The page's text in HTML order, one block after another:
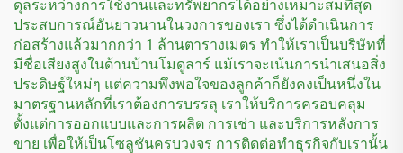
ดุลระหว่างการใช้งานและทรัพยากรได้อย่างเหมาะสมที่สุด
ประสบการณ์อันยาวนานในวงการของเรา ซึ่งได้ดำเนินการ
ก่อสร้างแล้วมากกว่า 1 ล้านตารางเมตร ทำให้เราเป็นบริษัทที่
มีชื่อเสียงสูงในด้านบ้านโมดูลาร์ แม้เราจะเน้นการนำเสนอสิ่ง
ประดิษฐ์ใหม่ๆ แต่ความพึงพอใจของลูกค้าก็ยังคงเป็นหนึ่งใน
มาตรฐานหลักที่เราต้องการบรรลุ เราให้บริการครอบคลุม
ตั้งแต่การออกแบบและการผลิต การเช่า และบริการหลังการ
ขาย เพื่อให้เป็นโซลูชันครบวงจร การติดต่อทำธุรกิจกับเรานั้น